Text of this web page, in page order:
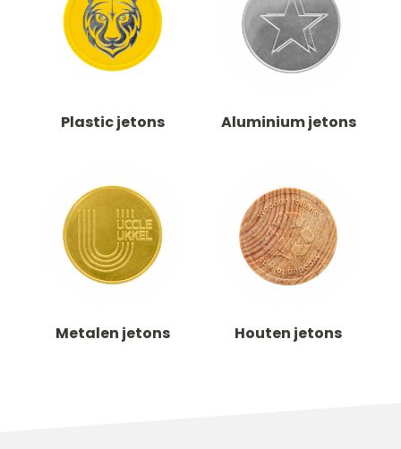
Plastic jetons Aluminium jetons
Metalen jetons Houten jetons